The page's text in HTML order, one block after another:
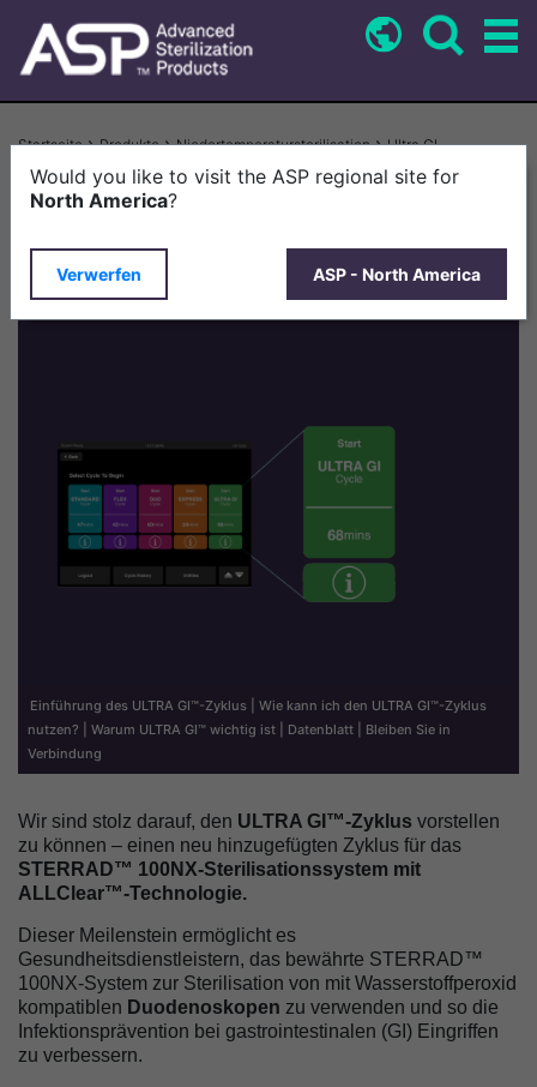
Pfadnavigation
Startseite Produkte Niedertemperatursterilisation Ultra GI
Vorstellung des ULTRA GI™-Zyklus:
Ein neuer Meilenstein in der Sterilisation
in der GI-Endoskopie
Einführung des ULTRA GI™-Zyklus | Wie kann ich den ULTRA GI™-Zyklus
nutzen? | Warum ULTRA GI™ wichtig ist | Datenblatt | Bleiben Sie in
Verbindung
Wir sind stolz darauf, den ULTRA GI™-Zyklus vorstellen
zu können – einen neu hinzugefügten Zyklus für das
STERRAD™ 100NX-Sterilisationssystem mit
ALLClear™-Technologie.
Dieser Meilenstein ermöglicht es
Gesundheitsdienstleistern, das bewährte STERRAD™
100NX-System zur Sterilisation von mit Wasserstoffperoxid
kompatiblen Duodenoskopen zu verwenden und so die
Infektionsprävention bei gastrointestinalen (GI) Eingriffen
zu verbessern.
Would you like to visit the ASP regional site for
North America?
Verwerfen ASP - North America